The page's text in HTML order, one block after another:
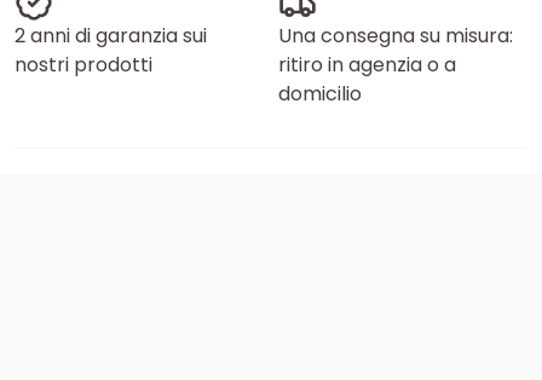
2 anni di garanzia sui
nostri prodotti
Una consegna su misura:
ritiro in agenzia o a
domicilio